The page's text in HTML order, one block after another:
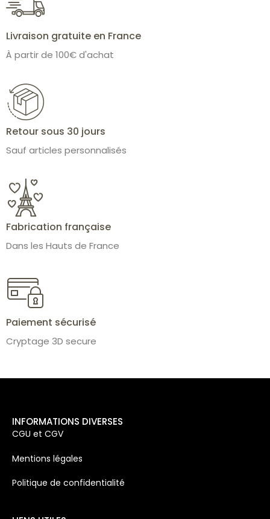
Livraison gratuite en France
À partir de 100€ d'achat
Retour sous 30 jours
Sauf articles personnalisés
Fabrication française
Dans les Hauts de France
Paiement sécurisé
Cryptage 3D secure
INFORMATIONS DIVERSES
CGU et CGV
Mentions légales
Politique de confidentialité